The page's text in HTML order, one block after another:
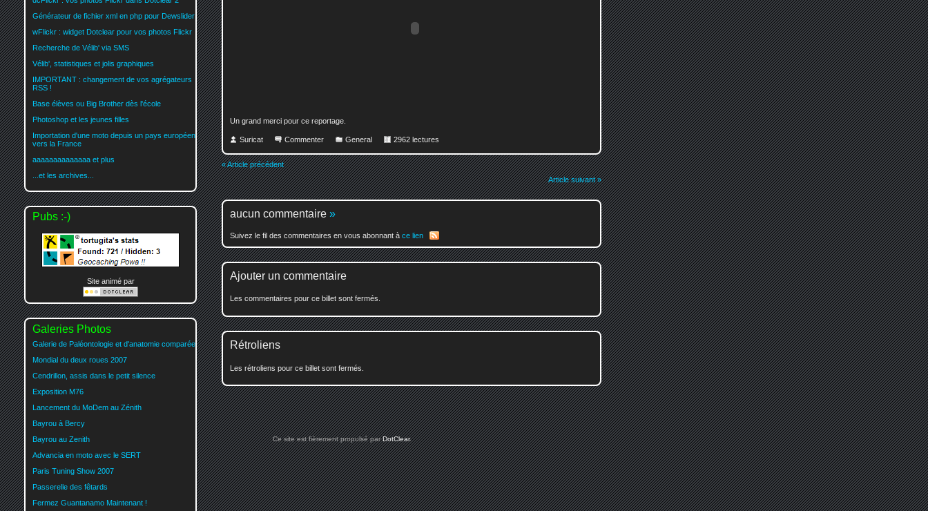
Un grand merci pour ce reportage.
Suricat Commenter General 2962 lectures
« Article précédent
Article suivant »
aucun commentaire »
Suivez le fil des commentaires en vous abonnant à ce lien
Ajouter un commentaire
Les commentaires pour ce billet sont fermés.
Rétroliens
Les rétroliens pour ce billet sont fermés.
Générateur de fichier xml en php pour Dewslider
wFlickr : widget Dotclear pour vos photos Flickr
Recherche de Vélib' via SMS
Vélib', statistiques et jolis graphiques
IMPORTANT : changement de vos agrégateurs
RSS !
Base élèves ou Big Brother dès l'école
Photoshop et les jeunes filles
Importation d'une moto depuis un pays européen
vers la France
aaaaaaaaaaaaaa et plus
...et les archives...
Pubs :-)
Site animé par
Galeries Photos
Galerie de Paléontologie et d'anatomie comparée
Mondial du deux roues 2007
Cendrillon, assis dans le petit silence
Exposition M76
Lancement du MoDem au Zénith
Bayrou à Bercy
Bayrou au Zenith
Advancia en moto avec le SERT
Paris Tuning Show 2007
Passerelle des fêtards
Fermez Guantanamo Maintenant !
Ce site est fièrement propulsé parDotClear.